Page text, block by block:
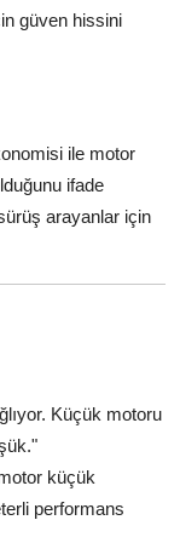
güven hissini
ile motor
ifade
arayanlar için
Küçük motoru
küçük
performans